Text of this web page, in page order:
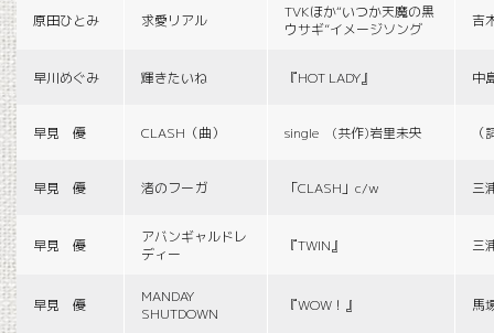
原田ひとみ 求愛リアル
TVKほか“いつか天魔の黒
ウサギ”イメージソング
吉
早川めぐみ 輝きたいね 『HOT LADY』 中
早見 優 CLASH（曲） single (共作)岩里未央
早見 優 渚のフーガ 「CLASH」c/w 三
早見 優
アバンギャルドレ
ディー
『TWIN』 三
早見 優
MANDAY
SHUTDOWN
『WOW！』 馬